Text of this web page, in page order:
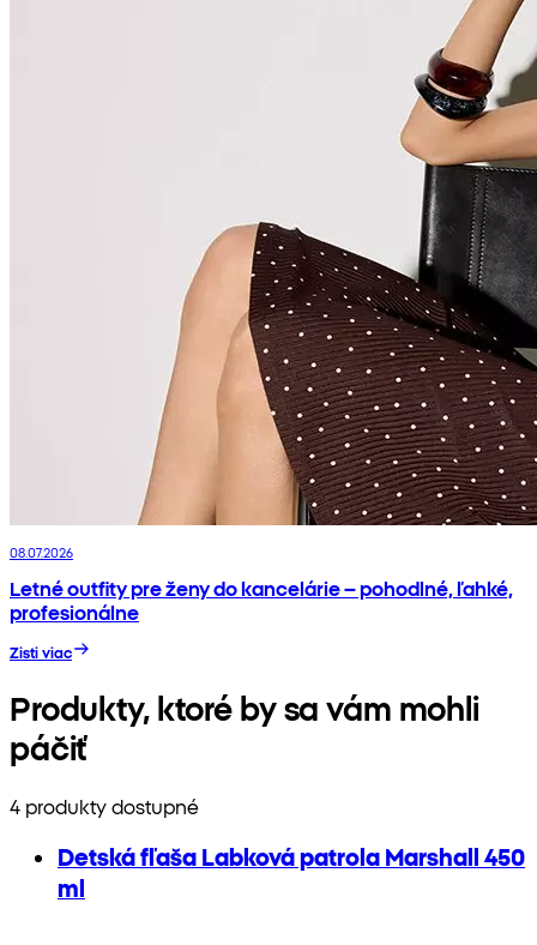
08.07.2026
Letné outfity pre ženy do kancelárie – pohodlné, ľahké,
profesionálne
Zisti viac
Produkty, ktoré by sa vám mohli
páčiť
4 produkty dostupné
Detská fľaša Labková patrola Marshall 450
ml